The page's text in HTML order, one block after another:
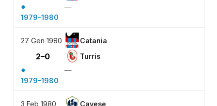
●
—
1979-1980
27 Gen 1980 Catania
2–0 Turris
●
—
1979-1980
3 Feb 1980 Cavese